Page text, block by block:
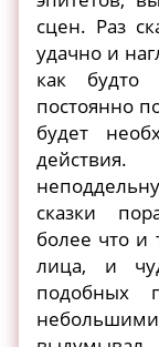
сцен. Раз
удачно и
как
постоянно
будет
сказки
более что и
лица, и
подобных